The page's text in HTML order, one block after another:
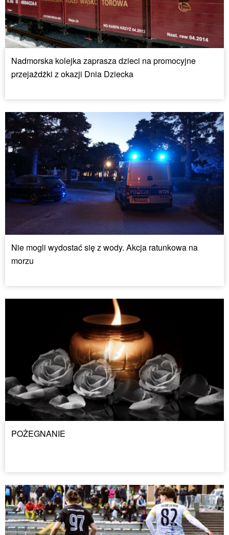
Nadmorska kolejka zaprasza dzieci na promocyjne
przejażdżki z okazji Dnia Dziecka
Nie mogli wydostać się z wody. Akcja ratunkowa na
morzu
POŻEGNANIE